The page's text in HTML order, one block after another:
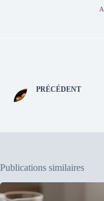
PRÉCÉDENT
Publications similaires